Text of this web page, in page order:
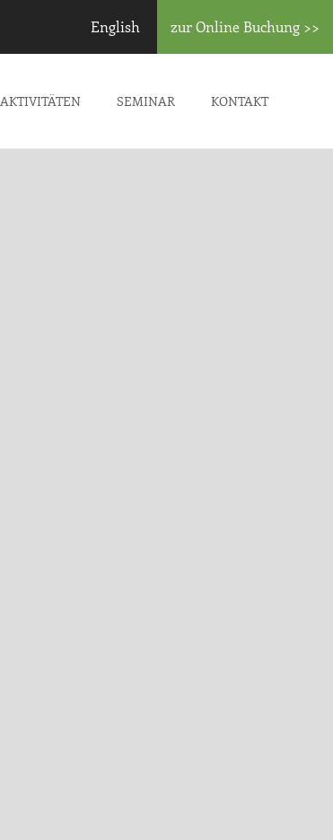
English zur Online Buchung >>
AKTIVITÄTEN SEMINAR KONTAKT